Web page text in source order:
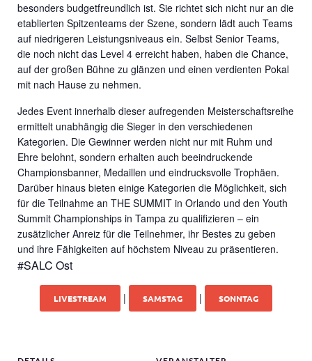
besonders budgetfreundlich ist. Sie richtet sich nicht nur an die
etablierten Spitzenteams der Szene, sondern lädt auch Teams
auf niedrigeren Leistungsniveaus ein. Selbst Senior Teams,
die noch nicht das Level 4 erreicht haben, haben die Chance,
auf der großen Bühne zu glänzen und einen verdienten Pokal
mit nach Hause zu nehmen.
Jedes Event innerhalb dieser aufregenden Meisterschaftsreihe
ermittelt unabhängig die Sieger in den verschiedenen
Kategorien. Die Gewinner werden nicht nur mit Ruhm und
Ehre belohnt, sondern erhalten auch beeindruckende
Championsbanner, Medaillen und eindrucksvolle Trophäen.
Darüber hinaus bieten einige Kategorien die Möglichkeit, sich
für die Teilnahme an THE SUMMIT in Orlando und den Youth
Summit Championships in Tampa zu qualifizieren – ein
zusätzlicher Anreiz für die Teilnehmer, ihr Bestes zu geben
und ihre Fähigkeiten auf höchstem Niveau zu präsentieren.
#SALC Ost
LIVESTREAM | SAMSTAG | SONNTAG